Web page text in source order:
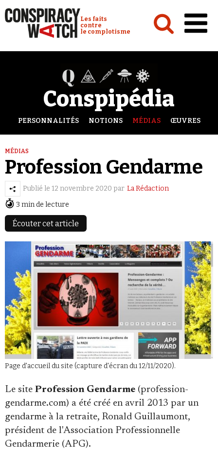
Conspiracy Watch :
Les faits
contre
le complotisme
Analyses
Conspipédia
Vidéos
Émissions
Faire un don
Demander à Vera
Se connecter
Conspipédia
PERSONNALITÉS NOTIONS MÉDIAS ŒUVRES
MÉDIAS
Profession Gendarme
Publié le 12 novembre 2020 par La Rédaction
3 min de lecture
Écouter cet article
Page d'accueil du site (capture d'écran du 12/11/2020).
Le site Profession Gendarme (profession-
gendarme.com) a été créé en avril 2013 par un
gendarme à la retraite, Ronald Guillaumont,
président de l'Association Professionnelle
Gendarmerie (APG).